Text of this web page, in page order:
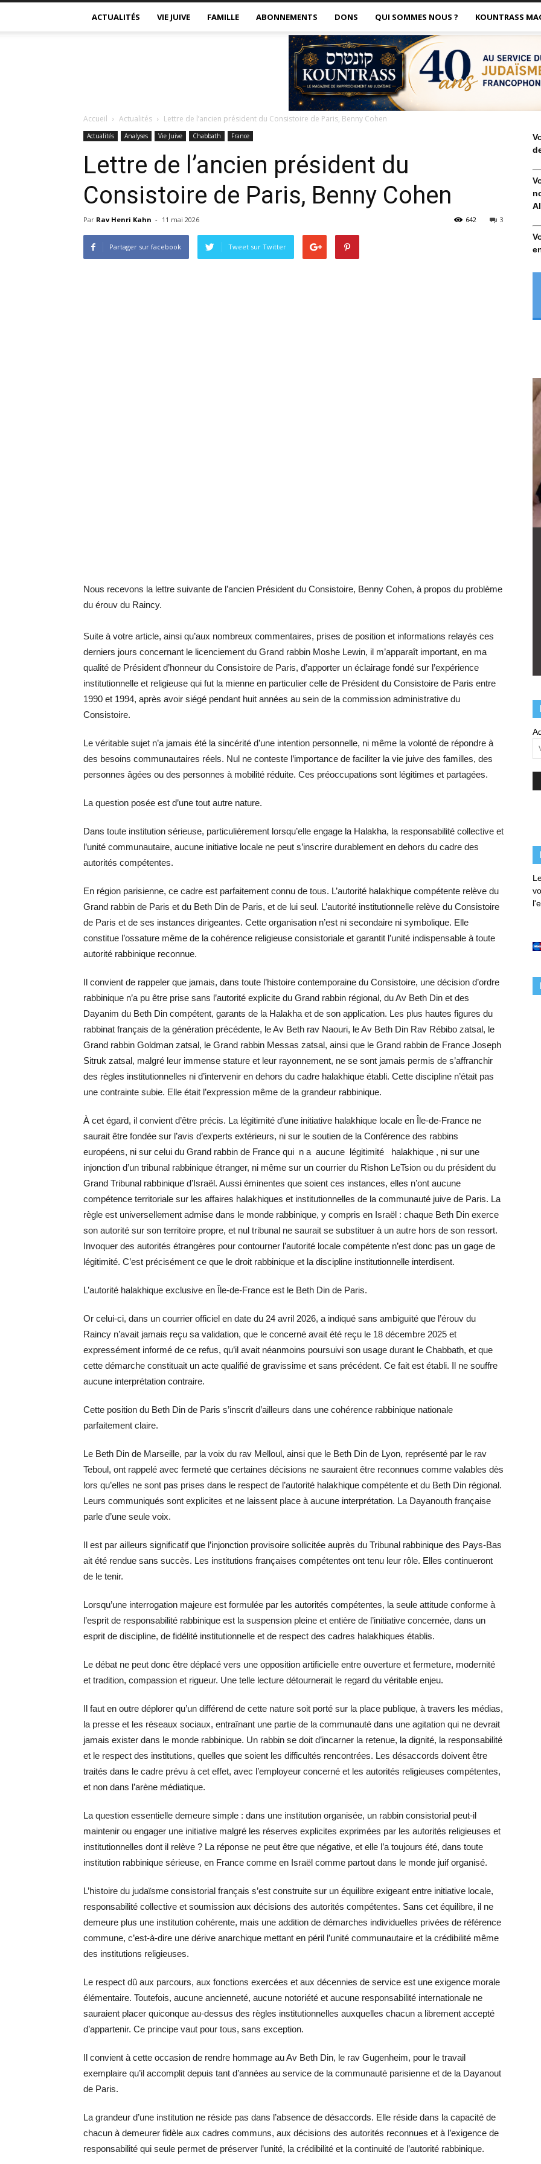
ACTUALITÉS VIE JUIVE FAMILLE ABONNEMENTS DONS QUI SOMMES NOUS ? KOUNTRASS
Accueil Actualités Lettre de l’ancien président du Consistoire de Paris, Benny Cohen
Actualités Analyses Vie Juive Chabbath France
Lettre de l’ancien président du
Consistoire de Paris, Benny Cohen
Par Rav Henri Kahn - 11 mai 2026 3
642
Partager sur facebook Tweet sur Twitter
Nous recevons la lettre suivante de l’ancien Président du Consistoire, Benny Cohen, à propos du problème
du érouv du Raincy.
Suite à votre article, ainsi qu’aux nombreux commentaires, prises de position et informations relayés ces
derniers jours concernant le licenciement du Grand rabbin Moshe Lewin, il m’apparaît important, en ma
qualité de Président d’honneur du Consistoire de Paris, d’apporter un éclairage fondé sur l’expérience
institutionnelle et religieuse qui fut la mienne en particulier celle de Président du Consistoire de Paris entre
1990 et 1994, après avoir siégé pendant huit années au sein de la commission administrative du
Consistoire.
Le véritable sujet n’a jamais été la sincérité d’une intention personnelle, ni même la volonté de répondre à
des besoins communautaires réels. Nul ne conteste l’importance de faciliter la vie juive des familles, des
personnes âgées ou des personnes à mobilité réduite. Ces préoccupations sont légitimes et partagées.
La question posée est d’une tout autre nature.
Dans toute institution sérieuse, particulièrement lorsqu’elle engage la Halakha, la responsabilité collective et
l’unité communautaire, aucune initiative locale ne peut s’inscrire durablement en dehors du cadre des
autorités compétentes.
En région parisienne, ce cadre est parfaitement connu de tous. L’autorité halakhique compétente relève du
Grand rabbin de Paris et du Beth Din de Paris, et de lui seul. L’autorité institutionnelle relève du Consistoire
de Paris et de ses instances dirigeantes. Cette organisation n’est ni secondaire ni symbolique. Elle
constitue l’ossature même de la cohérence religieuse consistoriale et garantit l’unité indispensable à toute
autorité rabbinique reconnue.
Il convient de rappeler que jamais, dans toute l’histoire contemporaine du Consistoire, une décision d’ordre
rabbinique n’a pu être prise sans l’autorité explicite du Grand rabbin régional, du Av Beth Din et des
Dayanim du Beth Din compétent, garants de la Halakha et de son application. Les plus hautes figures du
rabbinat français de la génération précédente, le Av Beth rav Naouri, le Av Beth Din Rav Rébibo zatsal, le
Grand rabbin Goldman zatsal, le Grand rabbin Messas zatsal, ainsi que le Grand rabbin de France Joseph
Sitruk zatsal, malgré leur immense stature et leur rayonnement, ne se sont jamais permis de s’affranchir
des règles institutionnelles ni d’intervenir en dehors du cadre halakhique établi. Cette discipline n’était pas
une contrainte subie. Elle était l’expression même de la grandeur rabbinique.
À cet égard, il convient d’être précis. La légitimité d’une initiative halakhique locale en Île-de-France ne
saurait être fondée sur l’avis d’experts extérieurs, ni sur le soutien de la Conférence des rabbins
européens, ni sur celui du Grand rabbin de France qui n a aucune légitimité halakhique , ni sur une
injonction d’un tribunal rabbinique étranger, ni même sur un courrier du Rishon LeTsion ou du président du
Grand Tribunal rabbinique d’Israël. Aussi éminentes que soient ces instances, elles n’ont aucune
compétence territoriale sur les affaires halakhiques et institutionnelles de la communauté juive de Paris. La
règle est universellement admise dans le monde rabbinique, y compris en Israël : chaque Beth Din exerce
son autorité sur son territoire propre, et nul tribunal ne saurait se substituer à un autre hors de son ressort.
Invoquer des autorités étrangères pour contourner l’autorité locale compétente n’est donc pas un gage de
légitimité. C’est précisément ce que le droit rabbinique et la discipline institutionnelle interdisent.
L’autorité halakhique exclusive en Île-de-France est le Beth Din de Paris.
Or celui-ci, dans un courrier officiel en date du 24 avril 2026, a indiqué sans ambiguïté que l’érouv du
Raincy n’avait jamais reçu sa validation, que le concerné avait été reçu le 18 décembre 2025 et
expressément informé de ce refus, qu’il avait néanmoins poursuivi son usage durant le Chabbath, et que
cette démarche constituait un acte qualifié de gravissime et sans précédent. Ce fait est établi. Il ne souffre
aucune interprétation contraire.
Cette position du Beth Din de Paris s’inscrit d’ailleurs dans une cohérence rabbinique nationale
parfaitement claire.
Le Beth Din de Marseille, par la voix du rav Melloul, ainsi que le Beth Din de Lyon, représenté par le rav
Teboul, ont rappelé avec fermeté que certaines décisions ne sauraient être reconnues comme valables dès
lors qu’elles ne sont pas prises dans le respect de l’autorité halakhique compétente et du Beth Din régional.
Leurs communiqués sont explicites et ne laissent place à aucune interprétation. La Dayanouth française
parle d’une seule voix.
Il est par ailleurs significatif que l’injonction provisoire sollicitée auprès du Tribunal rabbinique des Pays-Bas
ait été rendue sans succès. Les institutions françaises compétentes ont tenu leur rôle. Elles continueront
de le tenir.
Lorsqu’une interrogation majeure est formulée par les autorités compétentes, la seule attitude conforme à
l’esprit de responsabilité rabbinique est la suspension pleine et entière de l’initiative concernée, dans un
esprit de discipline, de fidélité institutionnelle et de respect des cadres halakhiques établis.
Le débat ne peut donc être déplacé vers une opposition artificielle entre ouverture et fermeture, modernité
et tradition, compassion et rigueur. Une telle lecture détournerait le regard du véritable enjeu.
Il faut en outre déplorer qu’un différend de cette nature soit porté sur la place publique, à travers les médias,
la presse et les réseaux sociaux, entraînant une partie de la communauté dans une agitation qui ne devrait
jamais exister dans le monde rabbinique. Un rabbin se doit d’incarner la retenue, la dignité, la responsabilité
et le respect des institutions, quelles que soient les difficultés rencontrées. Les désaccords doivent être
traités dans le cadre prévu à cet effet, avec l’employeur concerné et les autorités religieuses compétentes,
et non dans l’arène médiatique.
La question essentielle demeure simple : dans une institution organisée, un rabbin consistorial peut-il
maintenir ou engager une initiative malgré les réserves explicites exprimées par les autorités religieuses et
institutionnelles dont il relève ? La réponse ne peut être que négative, et elle l’a toujours été, dans toute
institution rabbinique sérieuse, en France comme en Israël comme partout dans le monde juif organisé.
L’histoire du judaïsme consistorial français s’est construite sur un équilibre exigeant entre initiative locale,
responsabilité collective et soumission aux décisions des autorités compétentes. Sans cet équilibre, il ne
demeure plus une institution cohérente, mais une addition de démarches individuelles privées de référence
commune, c’est-à-dire une dérive anarchique mettant en péril l’unité communautaire et la crédibilité même
des institutions religieuses.
Le respect dû aux parcours, aux fonctions exercées et aux décennies de service est une exigence morale
élémentaire. Toutefois, aucune ancienneté, aucune notoriété et aucune responsabilité internationale ne
sauraient placer quiconque au-dessus des règles institutionnelles auxquelles chacun a librement accepté
d’appartenir. Ce principe vaut pour tous, sans exception.
Il convient à cette occasion de rendre hommage au Av Beth Din, le rav Gugenheim, pour le travail
exemplaire qu’il accomplit depuis tant d’années au service de la communauté parisienne et de la Dayanout
de Paris.
La grandeur d’une institution ne réside pas dans l’absence de désaccords. Elle réside dans la capacité de
chacun à demeurer fidèle aux cadres communs, aux décisions des autorités reconnues et à l’exigence de
responsabilité qui seule permet de préserver l’unité, la crédibilité et la continuité de l’autorité rabbinique.